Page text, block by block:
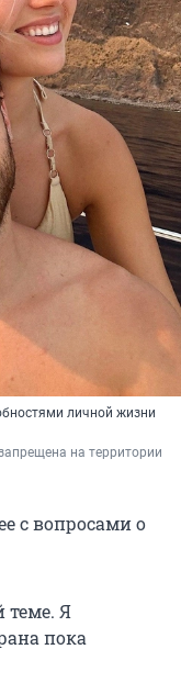
личной жизни
на территории
с вопросами о
теме. Я
пока